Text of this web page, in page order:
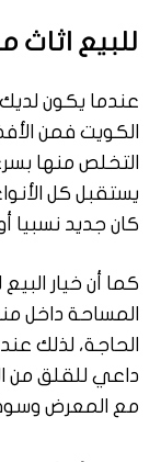
للبيع
عندما يكون
الكويت فمن
التخلص منها
يستقبل كل
كان جديد نسبيا
كما أن خيار
المساحة داخل
الحاجة، لذلك
داعي للقلق من
مع المعرض